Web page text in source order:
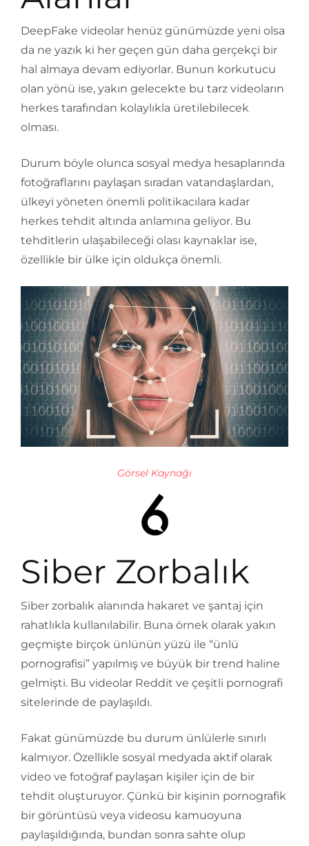
DeepFake videolar henüz günümüzde yeni olsa
da ne yazık ki her geçen gün daha gerçekçi bir
hal almaya devam ediyorlar. Bunun korkutucu
olan yönü ise, yakın gelecekte bu tarz videoların
herkes tarafından kolaylıkla üretilebilecek
olması.
Durum böyle olunca sosyal medya hesaplarında
fotoğraflarını paylaşan sıradan vatandaşlardan,
ülkeyi yöneten önemli politikacılara kadar
herkes tehdit altında anlamına geliyor. Bu
tehditlerin ulaşabileceği olası kaynaklar ise,
özellikle bir ülke için oldukça önemli.
Görsel Kaynağı
Siber Zorbalık
Siber zorbalık alanında hakaret ve şantaj için
rahatlıkla kullanılabilir. Buna örnek olarak yakın
geçmişte birçok ünlünün yüzü ile “ünlü
pornografisi” yapılmış ve büyük bir trend haline
gelmişti. Bu videolar Reddit ve çeşitli pornografi
sitelerinde de paylaşıldı.
Fakat günümüzde bu durum ünlülerle sınırlı
kalmıyor. Özellikle sosyal medyada aktif olarak
video ve fotoğraf paylaşan kişiler için de bir
tehdit oluşturuyor. Çünkü bir kişinin pornografik
bir görüntüsü veya videosu kamuoyuna
paylaşıldığında, bundan sonra sahte olup